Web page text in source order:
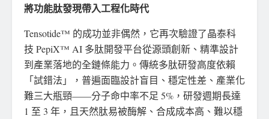
將功能肽發現帶入工程化時代
Tensotide™ 的成功並非偶然，它再次驗證了晶泰科
技 PepiX™ AI 多肽開發平台從源頭創新、精準設計
到產業落地的全鏈條能力。傳統多肽研發高度依賴
「試錯法」，普遍面臨設計盲目、穩定性差、產業化
難三大瓶頸——分子命中率不足 5%，研發週期長達
1 至 3 年，且天然肽易被酶解、合成成本高、難以穩